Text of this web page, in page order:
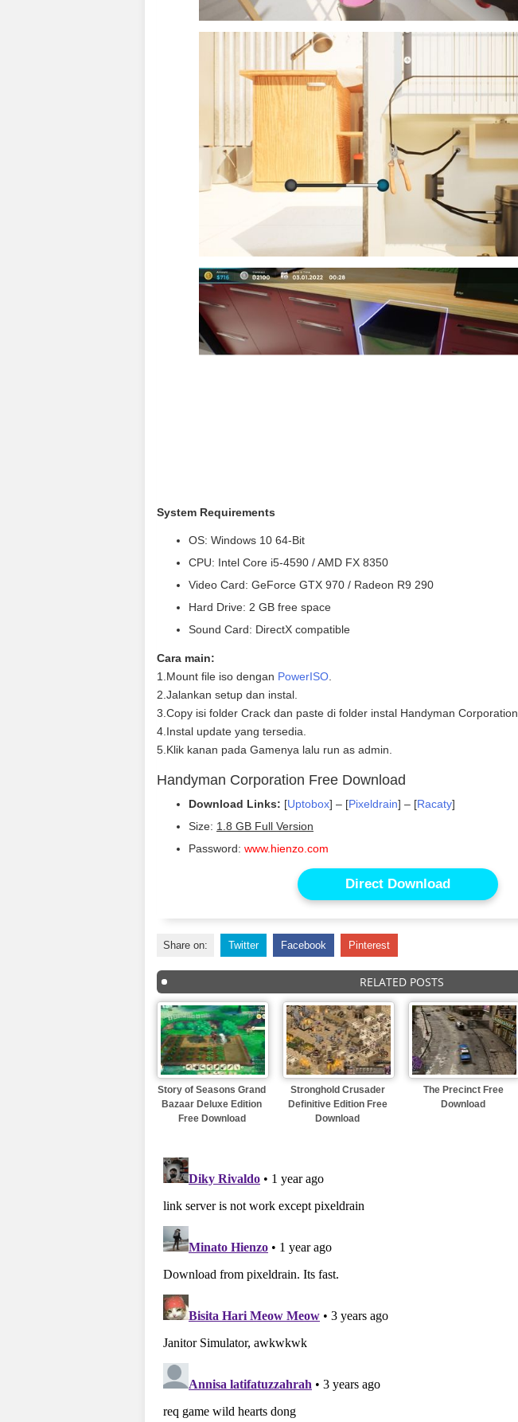
System Requirements
OS: Windows 10 64-Bit
CPU: Intel Core i5-4590 / AMD FX 8350
Video Card: GeForce GTX 970 / Radeon R9 290
Hard Drive: 2 GB free space
Sound Card: DirectX compatible
Cara main:
1.Mount file iso dengan PowerISO
2.Jalankan setup dan instal.
3.Copy isi folder Crack dan paste di folder instal Handyman Corporation.
4.Instal update yang tersedia.
5.Klik kanan pada Gamenya lalu run as admin.
Handyman Corporation Free Download
Download Links: [Uptobox] – [Pixeldrain] – [Racaty]
Size: 1.8 GB Full Version
Password: www.hienzo.com
Direct Download
Share on: Twitter Facebook Pinterest
RELATED POSTS
Story of Seasons Grand
Bazaar Deluxe Edition
Free Download
Stronghold Crusader
Definitive Edition Free
Download
The Precinct Free
Download